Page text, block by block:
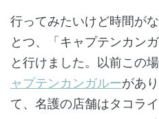
行ってみたいけど時間が
とつ、「キャプテンカン
と行けました。以前この
ャプテンカンガルーがあ
て、名護の店舗はタコラ